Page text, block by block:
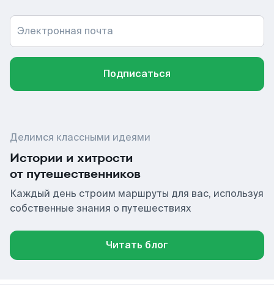
Электронная почта
Подписаться
Делимся классными идеями
Истории и хитрости
от путешественников
Каждый день строим маршруты для вас, используя
собственные знания о путешествиях
Читать блог